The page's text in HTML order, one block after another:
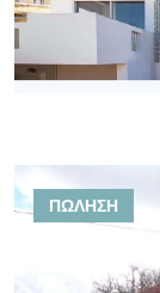
ΠΩΛΗΣΗ